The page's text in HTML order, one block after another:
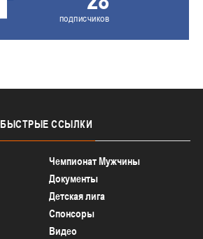
подписчиков
БЫСТРЫЕ ССЫЛКИ
Чемпионат Мужчины
Документы
Детская лига
Спонсоры
Видео